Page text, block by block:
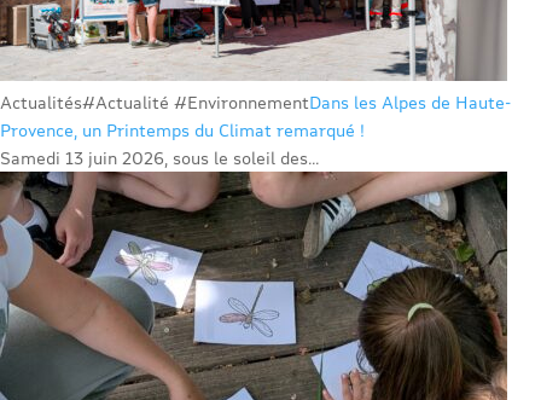
Actualités#Actualité #EnvironnementDans les Alpes de Haute-
Provence, un Printemps du Climat remarqué !
Samedi 13 juin 2026, sous le soleil des...